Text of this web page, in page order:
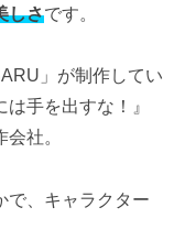
しさです。
」が制作してい
手を出すな！』
社。
で、キャラクター